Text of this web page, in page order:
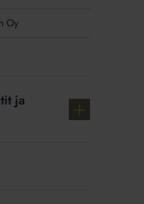
Oy
ja
Näytä
lisää